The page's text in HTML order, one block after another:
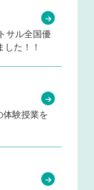
サル全国優
た！！
験授業を